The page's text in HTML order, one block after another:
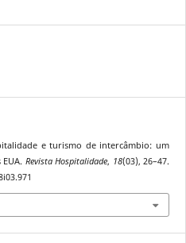
e turismo de intercâmbio: um
Revista Hospitalidade, 18(03), 26–47.